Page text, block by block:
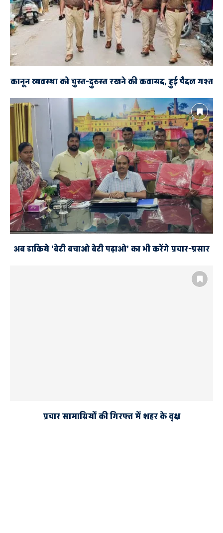
कानून व्यवस्था को चुस्त-दुरुस्त रखने की कवायद, हुई पैदल गश्त
अब डाकिये ‘बेटी बचाओ बेटी पढ़ाओ’ का भी करेंगे प्रचार-प्रसार
प्रचार सामाग्रियों की गिरफ्त में शहर के वृक्ष